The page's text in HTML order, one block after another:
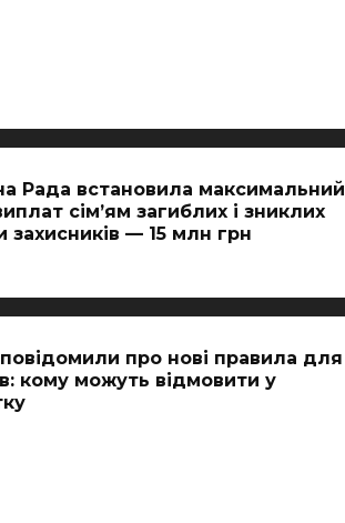
Рада встановила максимальний
сім’ям загиблих і зниклих
захисників — 15 млн грн
про нові правила для
кому можуть відмовити у